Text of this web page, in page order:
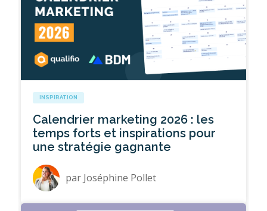
INSPIRATION
Calendrier marketing 2026 : les
temps forts et inspirations pour
une stratégie gagnante
par Joséphine Pollet